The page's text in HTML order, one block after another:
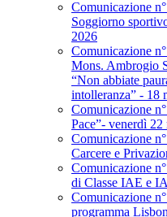
Comunicazione
Soggiorno
2026
Comunicazione
Mons. Ambrogio
“Non abbiate
intolleranza” - 18
Comunicazione
Pace”- venerdì 22
Comunicazione
Carcere e
Comunicazione
di Classe IAE e
Comunicazione
programma